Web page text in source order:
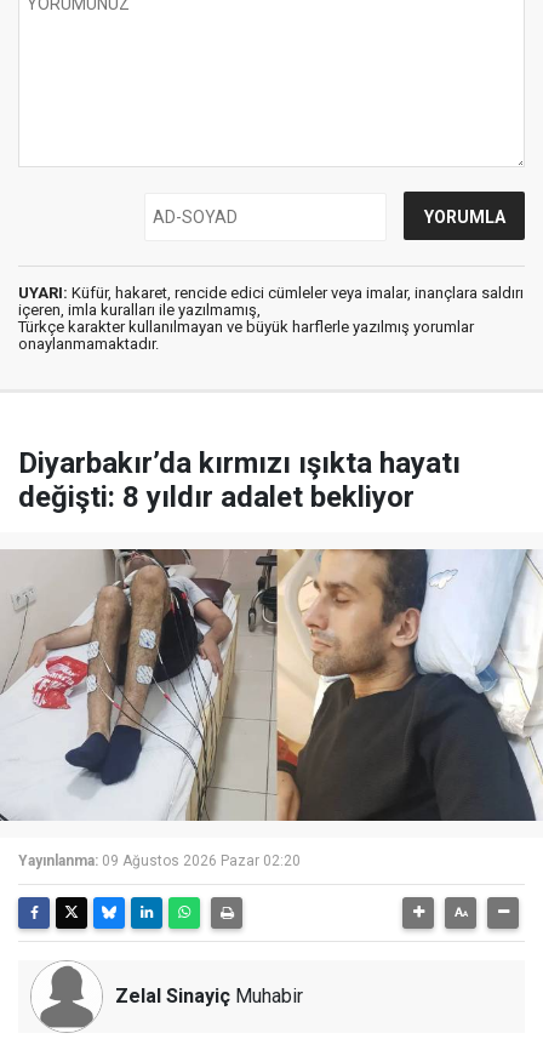
UYARI: Küfür, hakaret, rencide edici cümleler veya imalar, inançlara saldırı
içeren, imla kuralları ile yazılmamış,
Türkçe karakter kullanılmayan ve büyük harflerle yazılmış yorumlar
onaylanmamaktadır.
Diyarbakır’da kırmızı ışıkta hayatı
değişti: 8 yıldır adalet bekliyor
Yayınlanma: 09 Ağustos 2026 Pazar 02:20
Zelal Sinayiç Muhabir